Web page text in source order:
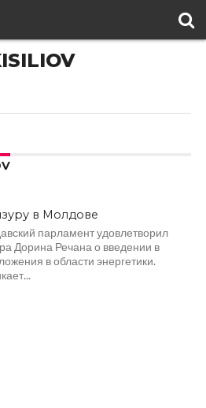
в Молдове
парламент удовлетворил
Дорина Речана о введении в
в области энергетики.